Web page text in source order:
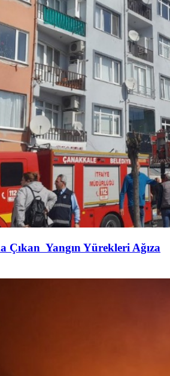
Çıkan Yangın Yürekleri Ağıza